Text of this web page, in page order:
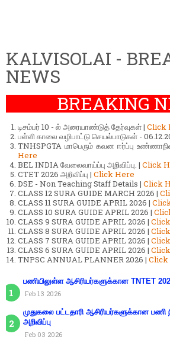
KALVISOLAI -
NEWS
BREAKING
டிசம்பர் 10 - ல் அரையாண்டுத் தேர்வுகள் | Click
பள்ளி காலை வழிபாட்டு செயல்பாடுகள் -
TNHSPGTA மாபெரும் கவன ஈர்ப்பு
Here
BEL INDIA வேலைவாய்ப்பு அறிவிப்பு. | Click
CTET 2026 அறிவிப்பு | Click Here
DSE - Non Teaching Staff Details | Click
CLASS 12 SURA GUIDE MARCH 2026 |
CLASS 11 SURA GUIDE APRIL 2026 |
CLASS 10 SURA GUIDE APRIL 2026 |
CLASS 9 SURA GUIDE APRIL 2026 |
CLASS 8 SURA GUIDE APRIL 2026 |
CLASS 7 SURA GUIDE APRIL 2026 |
CLASS 6 SURA GUIDE APRIL 2026 |
TNPSC ANNUAL PLANNER 2026 | Click
பணியிலுள்ள ஆசிரியர்களுக்கான TNTET
Feb 13 2026
முதுகலை பட்டதாரி ஆசிரியர்களுக்கான பணி
அறிவிப்பு
Feb 03 2026